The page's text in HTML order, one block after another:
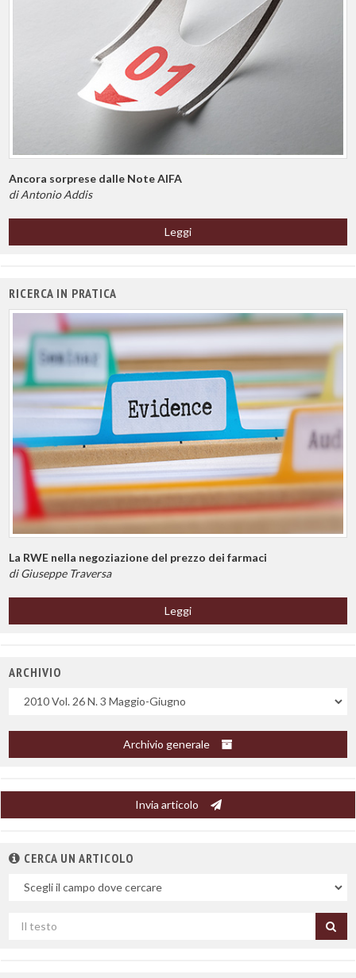
Ancora sorprese dalle Note AIFA
di Antonio Addis
Leggi
RICERCA IN PRATICA
La RWE nella negoziazione del prezzo dei farmaci
di Giuseppe Traversa
Leggi
ARCHIVIO
Uscite
Archivio generale
Invia articolo
CERCA UN ARTICOLO
Nel
Cerca